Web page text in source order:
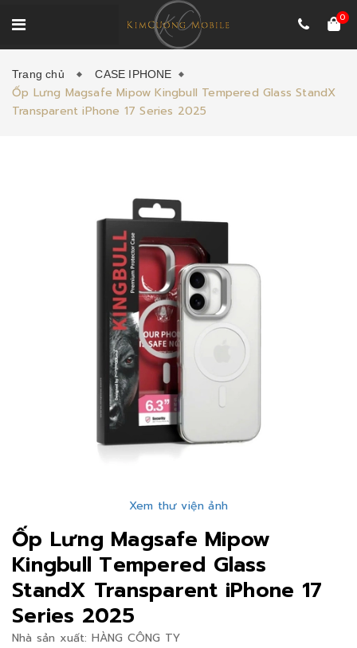
0
Trang chủ CASE IPHONE
Ốp Lưng Magsafe Mipow Kingbull Tempered Glass StandX
Transparent iPhone 17 Series 2025
Xem thư viện ảnh
Ốp Lưng Magsafe Mipow
Kingbull Tempered Glass
StandX Transparent iPhone 17
Series 2025
Nhà sản xuất: HÀNG CÔNG TY